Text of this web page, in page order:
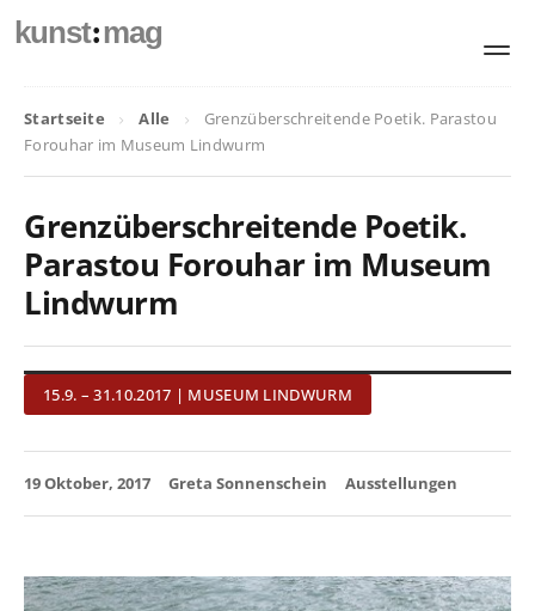
kunst:mag
Startseite Alle
Grenzüberschreitende Poetik. Parastou
Forouhar im Museum Lindwurm
Grenzüberschreitende Poetik.
Parastou Forouhar im Museum
Lindwurm
15.9. – 31.10.2017 | MUSEUM LINDWURM
19 Oktober, 2017 Greta Sonnenschein Ausstellungen